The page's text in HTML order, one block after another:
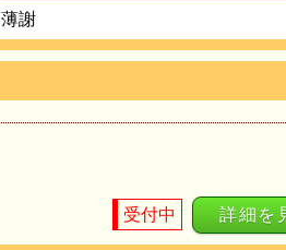
薄謝
受付中 詳細を